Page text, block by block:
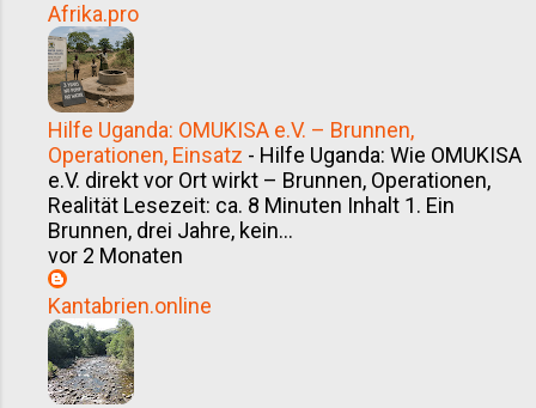
Afrika.pro
Hilfe Uganda: OMUKISA e.V. – Brunnen,
Operationen, Einsatz - Hilfe Uganda: Wie OMUKISA
e.V. direkt vor Ort wirkt – Brunnen, Operationen,
Realität Lesezeit: ca. 8 Minuten Inhalt 1. Ein
Brunnen, drei Jahre, kein...
vor 2 Monaten
Kantabrien.online